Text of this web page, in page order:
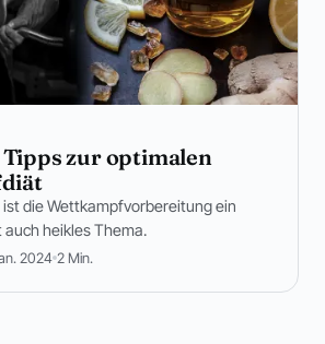
zur optimalen
ist die Wettkampfvorbereitung ein
heikles Thema.
2024 2 Min.